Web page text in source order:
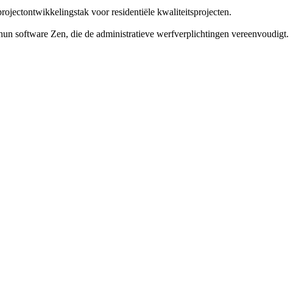
voor residentiële kwaliteitsprojecten.
software Zen, die de administratieve werfverplichtingen vereenvoudigt.